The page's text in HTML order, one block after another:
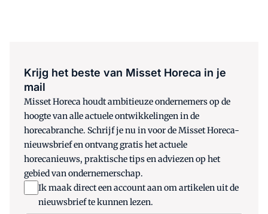
Krijg het beste van Misset Horeca in je
mail
Misset Horeca houdt ambitieuze ondernemers op de
hoogte van alle actuele ontwikkelingen in de
horecabranche. Schrijf je nu in voor de Misset Horeca-
nieuwsbrief en ontvang gratis het actuele
horecanieuws, praktische tips en adviezen op het
gebied van ondernemerschap.
Ik maak direct een account aan om artikelen uit de
nieuwsbrief te kunnen lezen.